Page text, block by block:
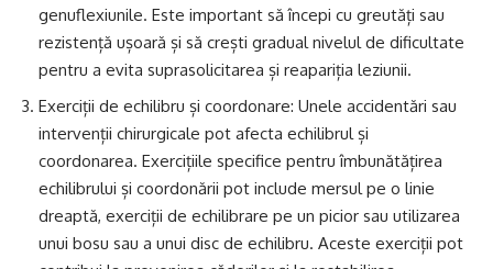
genuflexiunile. Este important să începi cu greutăți sau
rezistență ușoară și să crești gradual nivelul de dificultate
pentru a evita suprasolicitarea și reapariția leziunii.
Exerciții de echilibru și coordonare: Unele accidentări sau
intervenții chirurgicale pot afecta echilibrul și
coordonarea. Exercițiile specifice pentru îmbunătățirea
echilibrului și coordonării pot include mersul pe o linie
dreaptă, exerciții de echilibrare pe un picior sau utilizarea
unui bosu sau a unui disc de echilibru. Aceste exerciții pot